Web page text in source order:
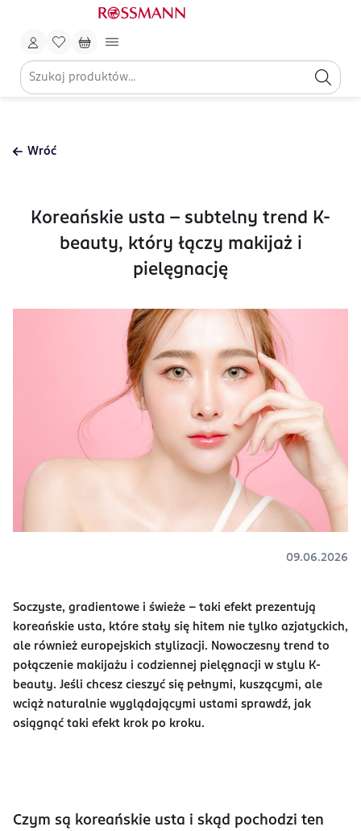
Wróć
Koreańskie usta – subtelny trend K-
beauty, który łączy makijaż i
pielęgnację
09.06.2026
Soczyste, gradientowe i świeże – taki efekt prezentują
koreańskie usta, które stały się hitem nie tylko azjatyckich,
ale również europejskich stylizacji. Nowoczesny trend to
połączenie makijażu i codziennej pielęgnacji w stylu K-
beauty. Jeśli chcesz cieszyć się pełnymi, kuszącymi, ale
wciąż naturalnie wyglądającymi ustami sprawdź, jak
osiągnąć taki efekt krok po kroku.
Czym są koreańskie usta i skąd pochodzi ten